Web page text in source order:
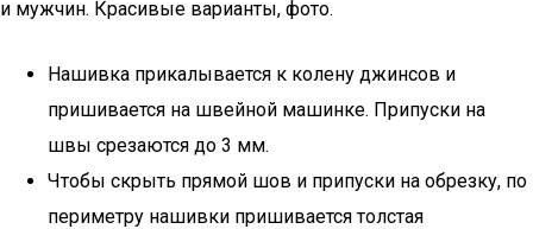
Нашивка прикалывается к колену джинсов и
пришивается на швейной машинке. Припуски на
швы срезаются до 3 мм.
Чтобы скрыть прямой шов и припуски на обрезку, по
периметру нашивки пришивается толстая